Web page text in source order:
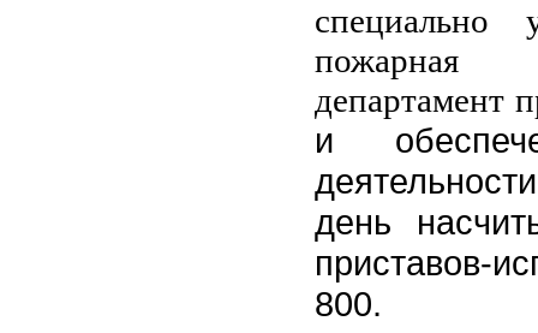
специально
пожарная
департамент
и
день
приставов-
800.